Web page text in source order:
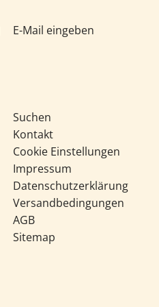
Suchen
Kontakt
Cookie Einstellungen
Impressum
Datenschutzerklärung
Versandbedingungen
AGB
Sitemap